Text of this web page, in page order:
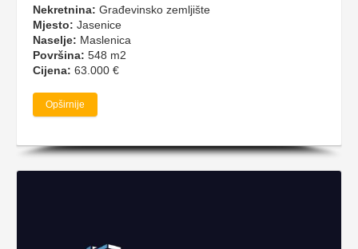
Nekretnina: Građevinsko zemljište
Mjesto: Jasenice
Naselje: Maslenica
Površina: 548 m2
Cijena: 63.000 €
Opširnije